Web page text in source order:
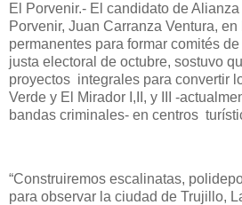
El Porvenir.- El candidato de
Porvenir, Juan Carranza Ventura,
permanentes para formar comités
justa electoral de octubre, sostuvo
proyectos integrales para convertir
Verde y El Mirador I,II, y III -
bandas criminales- en centros
“Construiremos escalinatas,
para observar la ciudad de Trujillo,